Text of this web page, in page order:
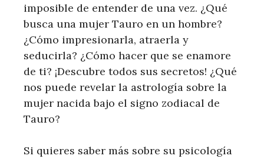
imposible de entender de una vez. ¿Qué
busca una mujer Tauro en un hombre?
¿Cómo impresionarla, atraerla y
seducirla? ¿Cómo hacer que se enamore
de ti? ¡Descubre todos sus secretos! ¿Qué
nos puede revelar la astrología sobre la
mujer nacida bajo el signo zodiacal de
Tauro?
Si quieres saber más sobre su psicología